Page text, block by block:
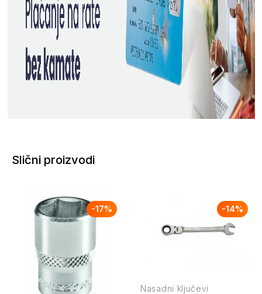
Slični proizvodi
-17% -14%
Nasadni ključevi